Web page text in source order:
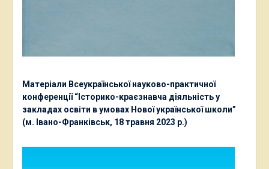
Матеріали Всеукраїнської науково-практичної
конференції “Історико-краєзнавча діяльність у
закладах освіти в умовах Нової української школи”
(м. Івано-Франківськ, 18 травня 2023 р.)